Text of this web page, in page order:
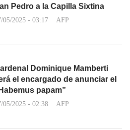
Pedro a la Capilla Sixtina
05/2025 - 03:17 AFP
Dominique Mamberti
el encargado de anunciar el
papam”
05/2025 - 02:38 AFP